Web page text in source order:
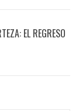
EL REGRESO